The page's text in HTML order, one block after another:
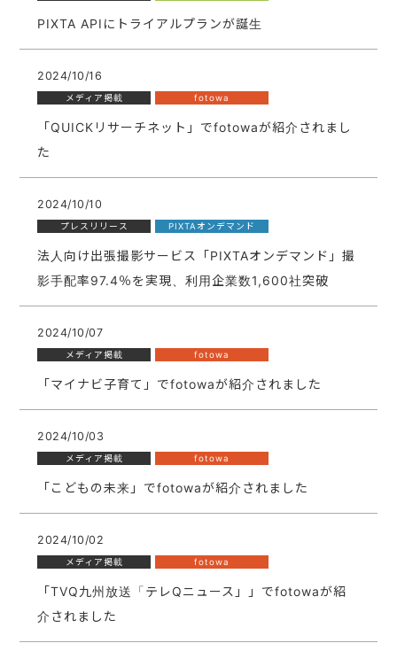
PIXTA APIにトライアルプランが誕生
2024/10/16
メディア掲載 fotowa
「QUICKリサーチネット」でfotowaが紹介されまし
た
2024/10/10
プレスリリース PIXTAオンデマンド
法人向け出張撮影サービス「PIXTAオンデマンド」撮
影手配率97.4％を実現、利用企業数1,600社突破
2024/10/07
メディア掲載 fotowa
「マイナビ子育て」でfotowaが紹介されました
2024/10/03
メディア掲載 fotowa
「こどもの未来」でfotowaが紹介されました
2024/10/02
メディア掲載 fotowa
「TVQ九州放送「テレQニュース」」でfotowaが紹
介されました